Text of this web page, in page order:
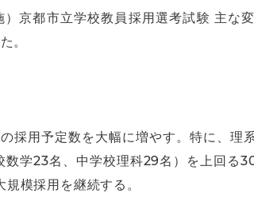
京都市立学校教員採用選考試験 主な
。
用予定数を大幅に増やす。特に、理
学23名、中学校理科29名）を上回る
模採用を継続する。